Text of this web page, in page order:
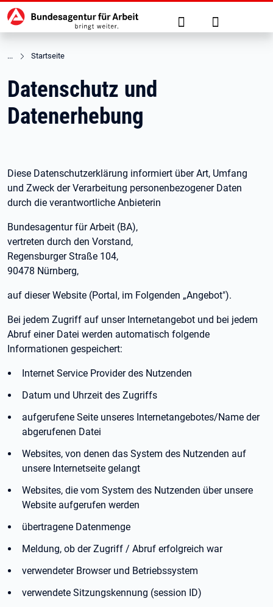
zu den Hauptinhalten springen
Hauptnavigation Suche Anmelden
Startseite
Datenschutz und
Datenerhebung
Diese Datenschutzerklärung informiert über Art, Umfang
und Zweck der Verarbeitung personenbezogener Daten
durch die verantwortliche Anbieterin
Bundesagentur für Arbeit (BA),
vertreten durch den Vorstand,
Regensburger Straße 104,
90478 Nürnberg,
auf dieser Website (Portal, im Folgenden „Angebot").
Bei jedem Zugriff auf unser Internetangebot und bei jedem
Abruf einer Datei werden automatisch folgende
Informationen gespeichert:
Internet Service Provider des Nutzenden
Datum und Uhrzeit des Zugriffs
aufgerufene Seite unseres Internetangebotes/Name der
abgerufenen Datei
Websites, von denen das System des Nutzenden auf
unsere Internetseite gelangt
Websites, die vom System des Nutzenden über unsere
Website aufgerufen werden
übertragene Datenmenge
Meldung, ob der Zugriff / Abruf erfolgreich war
verwendeter Browser und Betriebssystem
verwendete Sitzungskennung (session ID)